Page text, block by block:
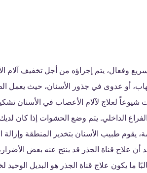
وفعال، يتم إجراؤه من أجل تخفيف آلام
أو عدوى في جذور الأسنان، حيث يعمل
شيوعاً لعلاج لآلام الأعصاب في الأسنان
الداخلي. يتم وضع الحشوات إذا كان
طبيب الأسنان بتخدير المنطقة وإزالة
علاج قناة الجذر قد ينتج عنه بعض الأضرار،
ما يكون علاج قناة الجذر هو البديل الوحيد